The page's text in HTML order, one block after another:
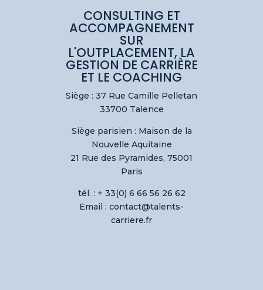
CONSULTING ET
ACCOMPAGNEMENT
SUR
L'OUTPLACEMENT, LA
GESTION DE CARRIÈRE
ET LE COACHING
Siège : 37 Rue Camille Pelletan
33700 Talence
Siège parisien : Maison de la
Nouvelle Aquitaine
21 Rue des Pyramides, 75001
Paris
tél. : + 33(0) 6 66 56 26 62
Email : contact@talents-
carriere.fr